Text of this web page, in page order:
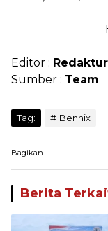
Editor : Redaktur
Sumber : Team
Tag: Bennix
Bagikan
Berita